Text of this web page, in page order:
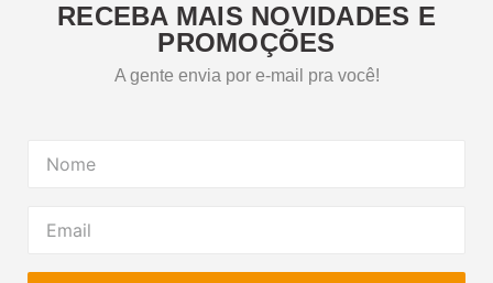
RECEBA MAIS NOVIDADES E
PROMOÇÕES
A gente envia por e-mail pra você!